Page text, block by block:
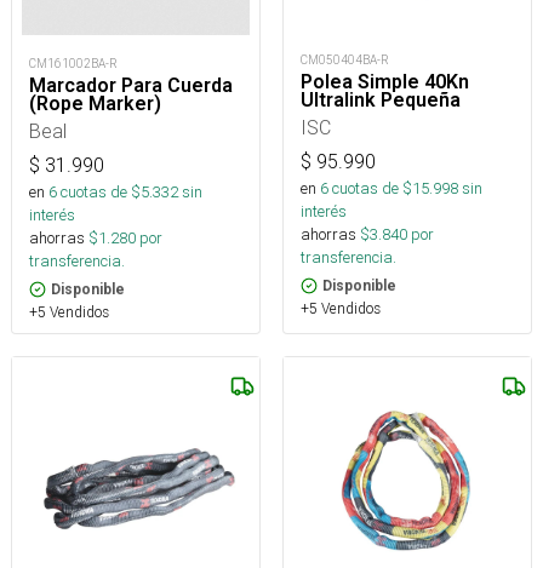
CM161002BA-R
Marcador Para Cuerda
(Rope Marker)
Beal
$ 31.990
en 6cuotas de $5.332sin
interés
ahorras $1.280 por
transferencia.
Disponible
+5 Vendidos
CM050404BA-R
Polea Simple 40Kn
Ultralink Pequeña
ISC
$ 95.990
en 6cuotas de $15.998sin
interés
ahorras $3.840 por
transferencia.
Disponible
+5 Vendidos